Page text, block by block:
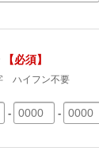
【必須】
ハイフン不要
- -